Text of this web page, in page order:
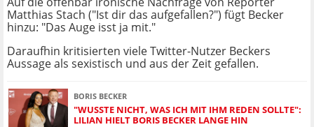
Matthias Stach ("Ist dir das aufgefallen?") fügt Becker
hinzu: "Das Auge isst ja mit."
Daraufhin kritisierten viele Twitter-Nutzer Beckers
Aussage als sexistisch und aus der Zeit gefallen.
BORIS BECKER
"WUSSTE NICHT, WAS ICH MIT IHM REDEN SOLLTE":
LILIAN HIELT BORIS BECKER LANGE HIN